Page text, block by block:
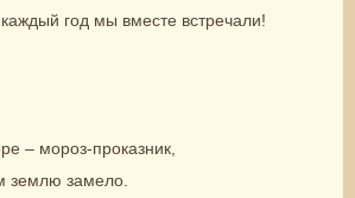
год мы вместе встречали!
– мороз-проказник,
землю замело.